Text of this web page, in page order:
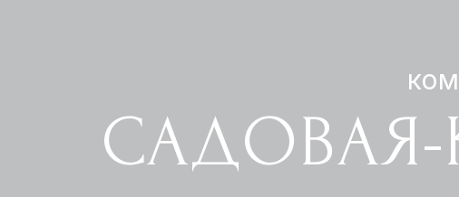
САДОВАЯ-